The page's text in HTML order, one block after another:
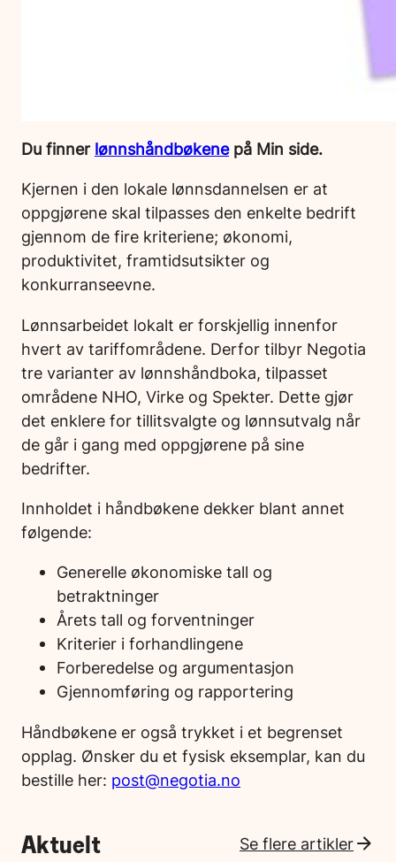
Du finner lønnshåndbøkenepå Min side.
Kjernen i den lokale lønnsdannelsen er at
oppgjørene skal tilpasses den enkelte bedrift
gjennom de fire kriteriene; økonomi,
produktivitet, framtidsutsikter og
konkurranseevne.
Lønnsarbeidet lokalt er forskjellig innenfor
hvert av tariffområdene. Derfor tilbyr Negotia
tre varianter av lønnshåndboka, tilpasset
områdene NHO, Virke og Spekter. Dette gjør
det enklere for tillitsvalgte og lønnsutvalg når
de går i gang med oppgjørene på sine
bedrifter.
Innholdet i håndbøkene dekker blant annet
følgende:
Generelle økonomiske tall og
betraktninger
Årets tall og forventninger
Kriterier i forhandlingene
Forberedelse og argumentasjon
Gjennomføring og rapportering
Håndbøkene er også trykket i et begrenset
opplag. Ønsker du et fysisk eksemplar, kan du
bestille her: post@negotia.no
Aktuelt Se flere artikler